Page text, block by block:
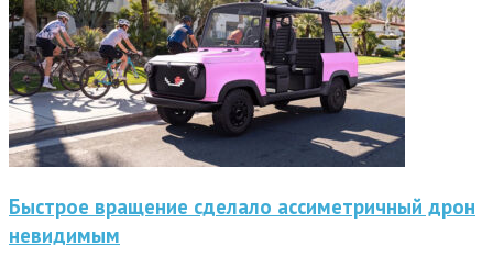
Быстрое вращение сделало ассиметричный дрон
невидимым